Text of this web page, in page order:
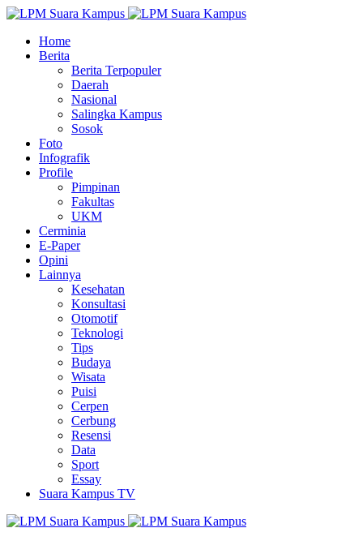
Home
Berita
Berita Terpopuler
Daerah
Nasional
Salingka Kampus
Sosok
Foto
Infografik
Profile
Pimpinan
Fakultas
UKM
Cerminia
E-Paper
Opini
Lainnya
Kesehatan
Konsultasi
Otomotif
Teknologi
Tips
Budaya
Wisata
Puisi
Cerpen
Cerbung
Resensi
Data
Sport
Essay
Suara Kampus TV